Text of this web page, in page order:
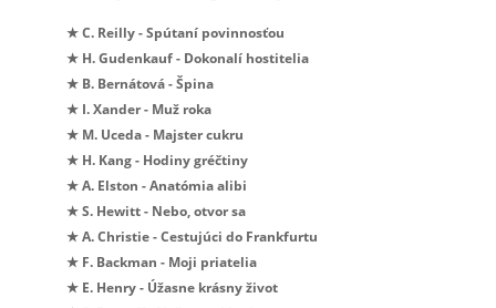
★ C. Reilly - Spútaní povinnosťou
★ H. Gudenkauf - Dokonalí hostitelia
★ B. Bernátová - Špina
★ I. Xander - Muž roka
★ M. Uceda - Majster cukru
★ H. Kang - Hodiny gréčtiny
★ A. Elston - Anatómia alibi
★ S. Hewitt - Nebo, otvor sa
★ A. Christie - Cestujúci do Frankfurtu
★ F. Backman - Moji priatelia
★ E. Henry - Úžasne krásny život